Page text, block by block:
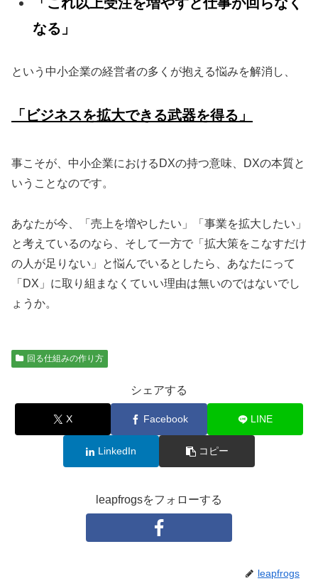
なる」
という中小企業の経営者の多くが抱える悩みを解消し、
「ビジネスを拡大できる武器を得る」
事こそが、中小企業におけるDXの持つ意味、DXの本質と
いうことなのです。
あなたが今、「売上を増やしたい」「事業を拡大したい」
と考えているのなら、そして一方で「拡大策をこなすだけ
の人が足りない」と悩んでいるとしたら、あなたにって
「DX」に取り組まなくていい理由は無いのではないでし
ょうか。
回る仕組みの作り方
シェアする
X Facebook LINE
LinkedIn コピー
leapfrogsをフォローする
leapfrogs